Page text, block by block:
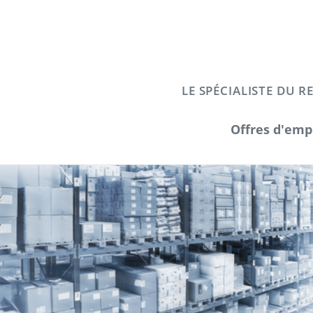
LE SPÉCIALISTE DU
Offres